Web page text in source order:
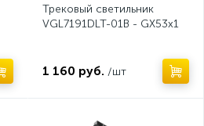
Трековый светильник
VGL7191DLT-01B - GX53x1
1 160 руб. /шт